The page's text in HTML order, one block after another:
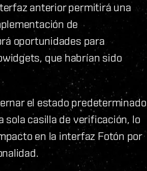
anterior permitirá una
de
oportunidades para
que habrían sido
el estado predeterminado
sola casilla de verificación, lo
en la interfaz Fotón por